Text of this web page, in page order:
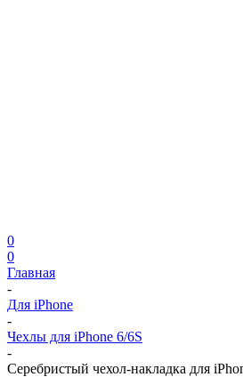
0
0
Главная
-
Для iPhone
-
Чехлы для iPhone 6/6S
-
Серебристый чехол-накладка для